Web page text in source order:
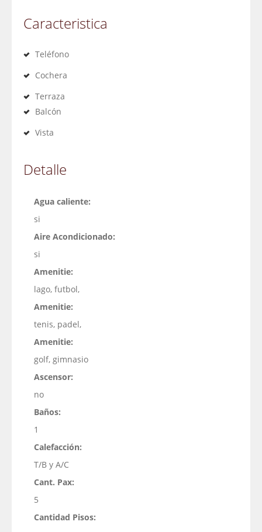
Caracteristica
Teléfono
Cochera
Terraza
Balcón
Vista
Detalle
Agua caliente:
si
Aire Acondicionado:
si
Amenitie:
lago, futbol,
Amenitie:
tenis, padel,
Amenitie:
golf, gimnasio
Ascensor:
no
Baños:
1
Calefacción:
T/B y A/C
Cant. Pax:
5
Cantidad Pisos: